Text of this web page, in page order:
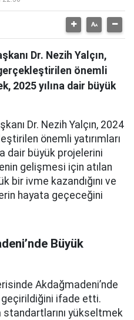
Dr. Nezih Yalçın,
önemli
2025 yılına dair büyük
Dr. Nezih Yalçın, 2024
önemli yatırımları
dair büyük projelerini
gelişmesi için atılan
bir ivme kazandığını ve
hayata geçeceğini
Büyük
Akdağmadeni’nde
ifade etti.
standartlarını yükseltmek